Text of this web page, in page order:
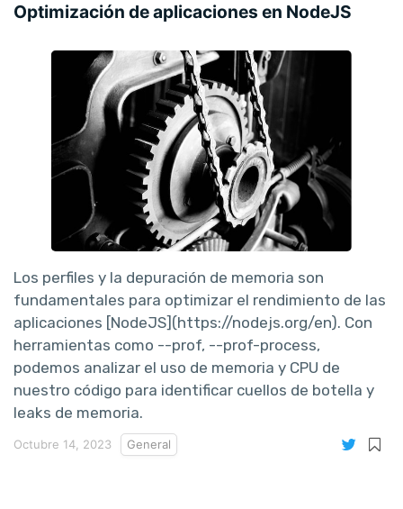
Optimización de aplicaciones en NodeJS
Los perfiles y la depuración de memoria son
fundamentales para optimizar el rendimiento de las
aplicaciones [NodeJS](https://nodejs.org/en). Con
herramientas como --prof, --prof-process,
podemos analizar el uso de memoria y CPU de
nuestro código para identificar cuellos de botella y
leaks de memoria.
Octubre 14, 2023 General